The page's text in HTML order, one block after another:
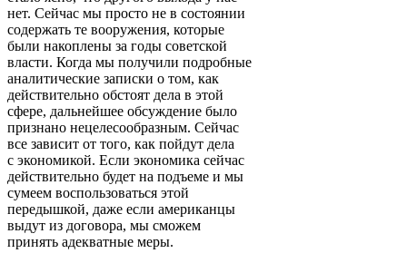
нет. Сейчас мы просто не в состоянии
содержать те вооружения, которые
были накоплены за годы советской
власти. Когда мы получили подробные
аналитические записки о том, как
действительно обстоят дела в этой
сфере, дальнейшее обсуждение было
признано нецелесообразным. Сейчас
все зависит от того, как пойдут дела
с экономикой. Если экономика сейчас
действительно будет на подъеме и мы
сумеем воспользоваться этой
передышкой, даже если американцы
выдут из договора, мы сможем
принять адекватные меры.